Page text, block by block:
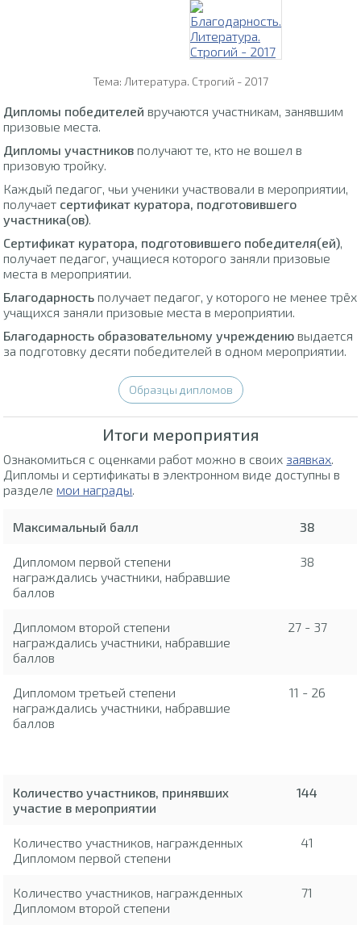
Тема: Литература. Строгий - 2017
Дипломы победителей вручаются участникам, занявшим
призовые места.
Дипломы участников получают те, кто не вошел в
призовую тройку.
Каждый педагог, чьи ученики участвовали в мероприятии,
получает сертификат куратора, подготовившего
участника(ов).
Сертификат куратора, подготовившего победителя(ей),
получает педагог, учащиеся которого заняли призовые
места в мероприятии.
Благодарность получает педагог, у которого не менее трёх
учащихся заняли призовые места в мероприятии.
Благодарность образовательному учреждению выдается
за подготовку десяти победителей в одном мероприятии.
Образцы дипломов
Итоги мероприятия
Ознакомиться с оценками работ можно в своих заявках.
Дипломы и сертификаты в электронном виде доступны в
разделемои награды.
Максимальный балл 38
Дипломом первой степени
награждались участники, набравшие
баллов
38
Дипломом второй степени
награждались участники, набравшие
баллов
27 - 37
Дипломом третьей степени
награждались участники, набравшие
баллов
11 - 26
Количество участников, принявших
участие в мероприятии
144
Количество участников, награжденных
Дипломом первой степени
41
Количество участников, награжденных
Дипломом второй степени
71